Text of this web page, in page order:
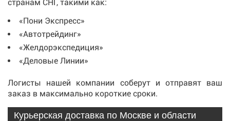
странам СНГ, такими как:
«Пони Экспресс»
«Автотрейдинг»
«Желдорэкспедиция»
«Деловые Линии»
Логисты нашей компании соберут и отправят ваш
заказ в максимально короткие сроки.
Курьерская доставка по Москве и области